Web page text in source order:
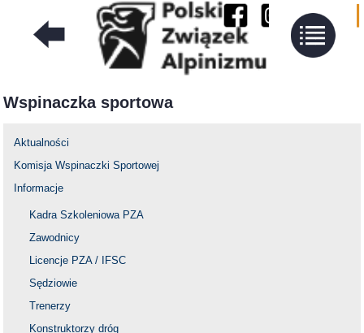
Wspinaczka sportowa
Aktualności
Komisja Wspinaczki Sportowej
Informacje
Kadra Szkoleniowa PZA
Zawodnicy
Licencje PZA / IFSC
Sędziowie
Trenerzy
Konstruktorzy dróg